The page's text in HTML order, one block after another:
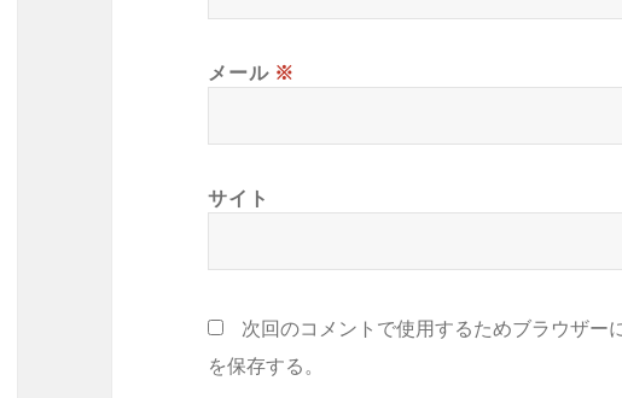
メール ※
サイト
次回のコメントで使用するためブラウザー
を保存する。